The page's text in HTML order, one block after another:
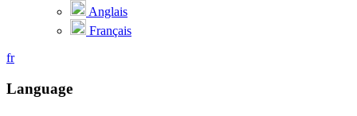
Anglais
Français
fr
Language